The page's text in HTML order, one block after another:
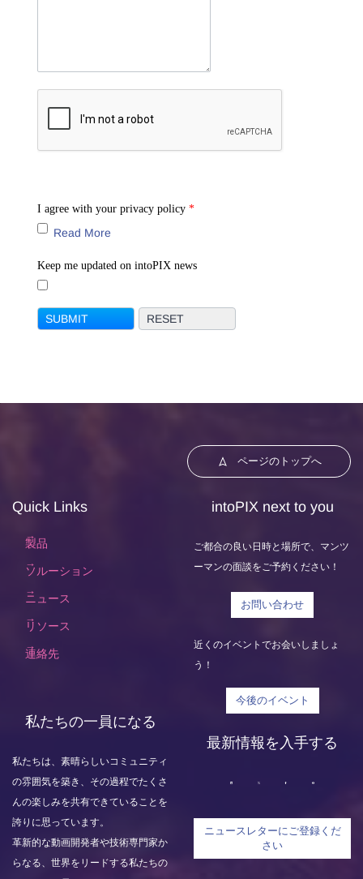
I agree with your privacy policy *
Read More
Keep me updated on intoPIX news
ページのトップへ
Quick Links
製品
ソルーション
ニュース
リソース
連絡先
intoPIX next to you
ご都合の良い日時と場所で、マンツ
ーマンの面談をご予約ください！
お問い合わせ
近くのイベントでお会いしましょ
う！
今後のイベント
私たちの一員になる
私たちは、素晴らしいコミュニティ
の雰囲気を築き、その過程でたくさ
んの楽しみを共有できていることを
誇りに思っています。
革新的な動画開発者や技術専門家か
らなる、世界をリードする私たちの
最新情報を入手する
ニュースレターにご登録くだ
さい